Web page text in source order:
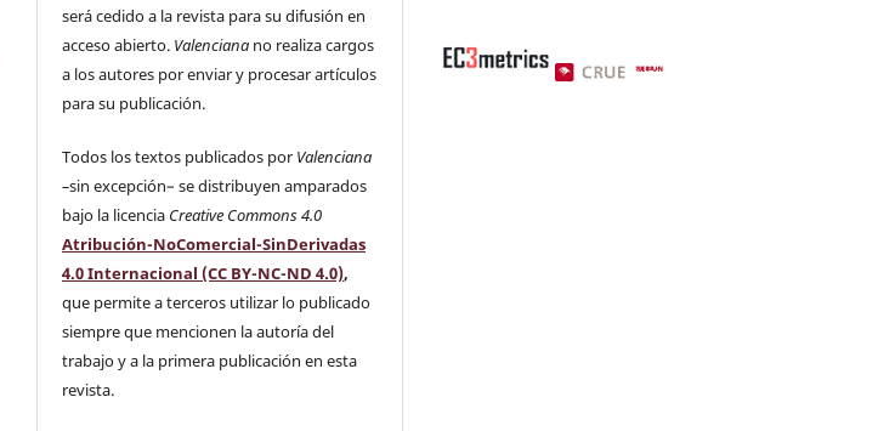
será cedido a la revista para su difusión en
acceso abierto. Valenciana no realiza cargos
a los autores por enviar y procesar artículos
para su publicación.
Todos los textos publicados por Valenciana
–sin excepción– se distribuyen amparados
bajo la licencia Creative Commons 4.0
Atribución-NoComercial-SinDerivadas
4.0 Internacional (CC BY-NC-ND 4.0),
que permite a terceros utilizar lo publicado
siempre que mencionen la autoría del
trabajo y a la primera publicación en esta
revista.